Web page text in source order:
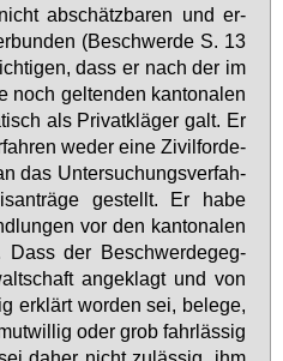
ab­schätz­ba­ren und er­
(Be­schwer­de S. 13
dass er nach der im
noch gel­ten­den kan­to­na­len
als Pri­vat­klä­ger galt. Er
we­der ei­ne Zi­vil­for­de­
das Un­ter­su­chungs­ver­fah­
ge­stellt. Er ha­be
vor den kan­to­na­len
Dass der Be­schwer­de­geg­
an­ge­klagt und von
er­klärt wor­den sei, be­le­ge,
oder grob fahr­läs­sig